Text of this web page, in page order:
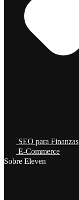
SEO para Finanzas
E-Commerce
Sobre Eleven